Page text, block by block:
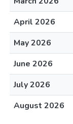
April 2026
May 2026
June 2026
July 2026
August 2026